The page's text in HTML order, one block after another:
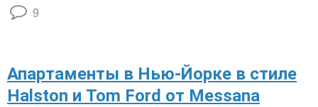
9
Апартаменты в Нью-Йорке в стиле
Halston и Tom Ford от Messana